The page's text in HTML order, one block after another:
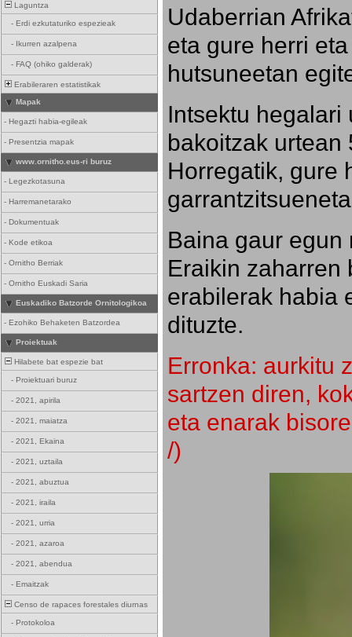
Laguntza
- Erdi ezkutaturiko espezieak
- Ikurren azalpena
- FAQ (ohiko galderak)
Erabileraren estatistikak
Mapak
- Hegazti habia-egileak
- Presentzia mapak
www.ornitho.eus-ri buruz
- Legezkotasuna
- Harremanetarako
- Dokumentuak
- Kode etikoa
- Ornitho Berriak
- Ornitho Euskadi Saria
Euskadiko Batzorde Ornitologikoa
- Ezohiko Behaketen Batzordea
Proiektuak
Hilabete bat espezie bat
- Proiektuari buruz
- 2021, apirila
- 2021, maiatza
- 2021, Ekaina
- 2021, uztaila
- 2021, abuztua
- 2021, iraila
- 2021, urria
- 2021, azaroa
- 2021, abendua
- Emaitzak
Censo de rapaces forestales diurnas
- Protokoloa
Udaberrian
eta gure herri
hutsuneetan
Intsektu hegalari
bakoitzak urtean
Horregatik, gure
Baina gaur egun
Eraikin zaharren
erabilerak habia
dituzte.
Erronka: aurkitu
sartzen diren,
eta enarak
/)